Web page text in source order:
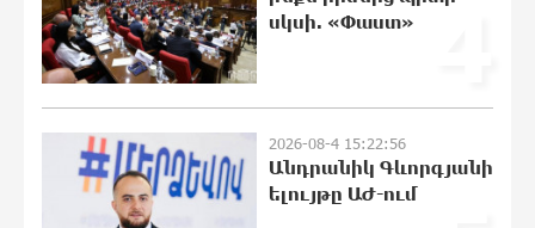
21:48:41 8-08-2026
21:29:45 8-08-2026
4
սկսի. «Փաստ»
2026-08-4 15:22:56
Անդրանիկ Գևորգյանի
ելույթը ԱԺ-ում